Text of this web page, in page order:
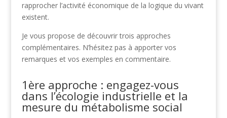
rapprocher l’activité économique de la logique du vivant
existent.
Je vous propose de découvrir trois approches
complémentaires. N’hésitez pas à apporter vos
remarques et vos exemples en commentaire.
1ère approche : engagez-vous
dans l’écologie industrielle et la
mesure du métabolisme social